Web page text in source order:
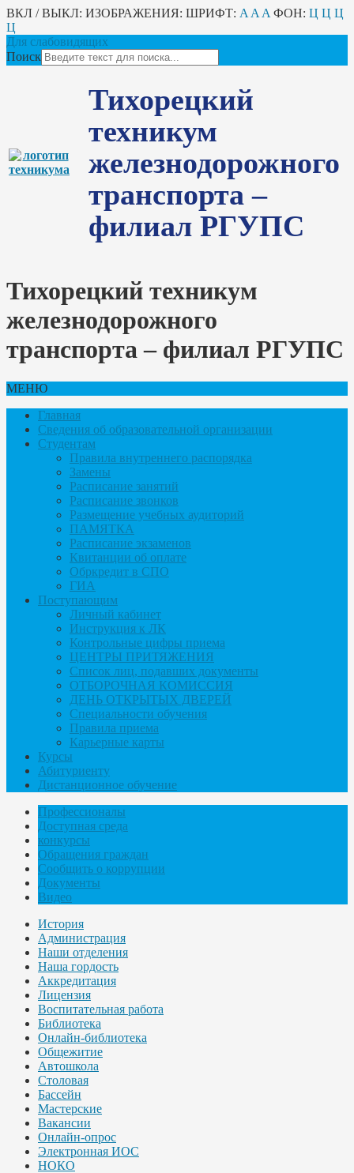
ВКЛ / ВЫКЛ: ИЗОБРАЖЕНИЯ: ШРИФТ: A A A ФОН: Ц Ц Ц
Ц
Для слабовидящих
Поиск
Тихорецкий
техникум
железнодорожного
транспорта –
филиал РГУПС
Тихорецкий техникум
железнодорожного
транспорта – филиал РГУПС
МЕНЮ
Главная
Сведения об образовательной организации
Студентам
Правила внутреннего распорядка
Замены
Расписание занятий
Расписание звонков
Размещение учебных аудиторий
ПАМЯТКА
Расписание экзаменов
Квитанции об оплате
Обркредит в СПО
ГИА
Поступающим
Личный кабинет
Инструкция к ЛК
Контрольные цифры приема
ЦЕНТРЫ ПРИТЯЖЕНИЯ
Список лиц, подавших документы
ОТБОРОЧНАЯ КОМИССИЯ
ДЕНЬ ОТКРЫТЫХ ДВЕРЕЙ
Специальности обучения
Правила приема
Карьерные карты
Курсы
Абитуриенту
Дистанционное обучение
Профессионалы
Доступная среда
конкурсы
Обращения граждан
Сообщить о коррупции
Документы
Видео
История
Администрация
Наши отделения
Наша гордость
Аккредитация
Лицензия
Воспитательная работа
Библиотека
Онлайн-библиотека
Общежитие
Автошкола
Столовая
Бассейн
Мастерские
Вакансии
Онлайн-опрос
Электронная ИОС
НОКО